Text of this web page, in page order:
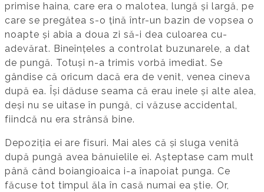
primise haina, care era o malotea, lungă și largă, pe
care se pregătea s-o țină într-un bazin de vopsea o
noapte și abia a doua zi să-i dea culoarea cu-
adevărat. Bineînțeles a controlat buzunarele, a dat
de pungă. Totuși n-a trimis vorbă imediat. Se
gândise că oricum dacă era de venit, venea cineva
după ea. Își dăduse seama că erau inele și alte alea,
deși nu se uitase în pungă, ci văzuse accidental,
fiindcă nu era strânsă bine.
Depoziția ei are fisuri. Mai ales că și sluga venită
după pungă avea bănuielile ei. Așteptase cam mult
până când boiangioaica i-a înapoiat punga. Ce
făcuse tot timpul ăla în casă numai ea știe. Or,